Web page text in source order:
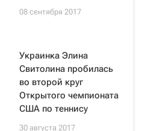
08 сентября 2017
Украинка Элина
Свитолина пробилась
во второй круг
Открытого чемпионата
США по теннису
30 августа 2017